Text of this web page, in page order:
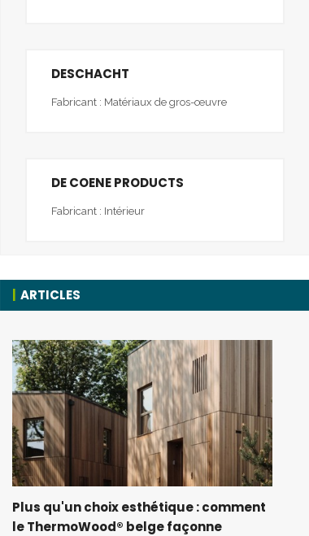
DESCHACHT
Fabricant : Matériaux de gros-œuvre
DE COENE PRODUCTS
Fabricant : Intérieur
ARTICLES
Plus qu'un choix esthétique : comment
le ThermoWood® belge façonne